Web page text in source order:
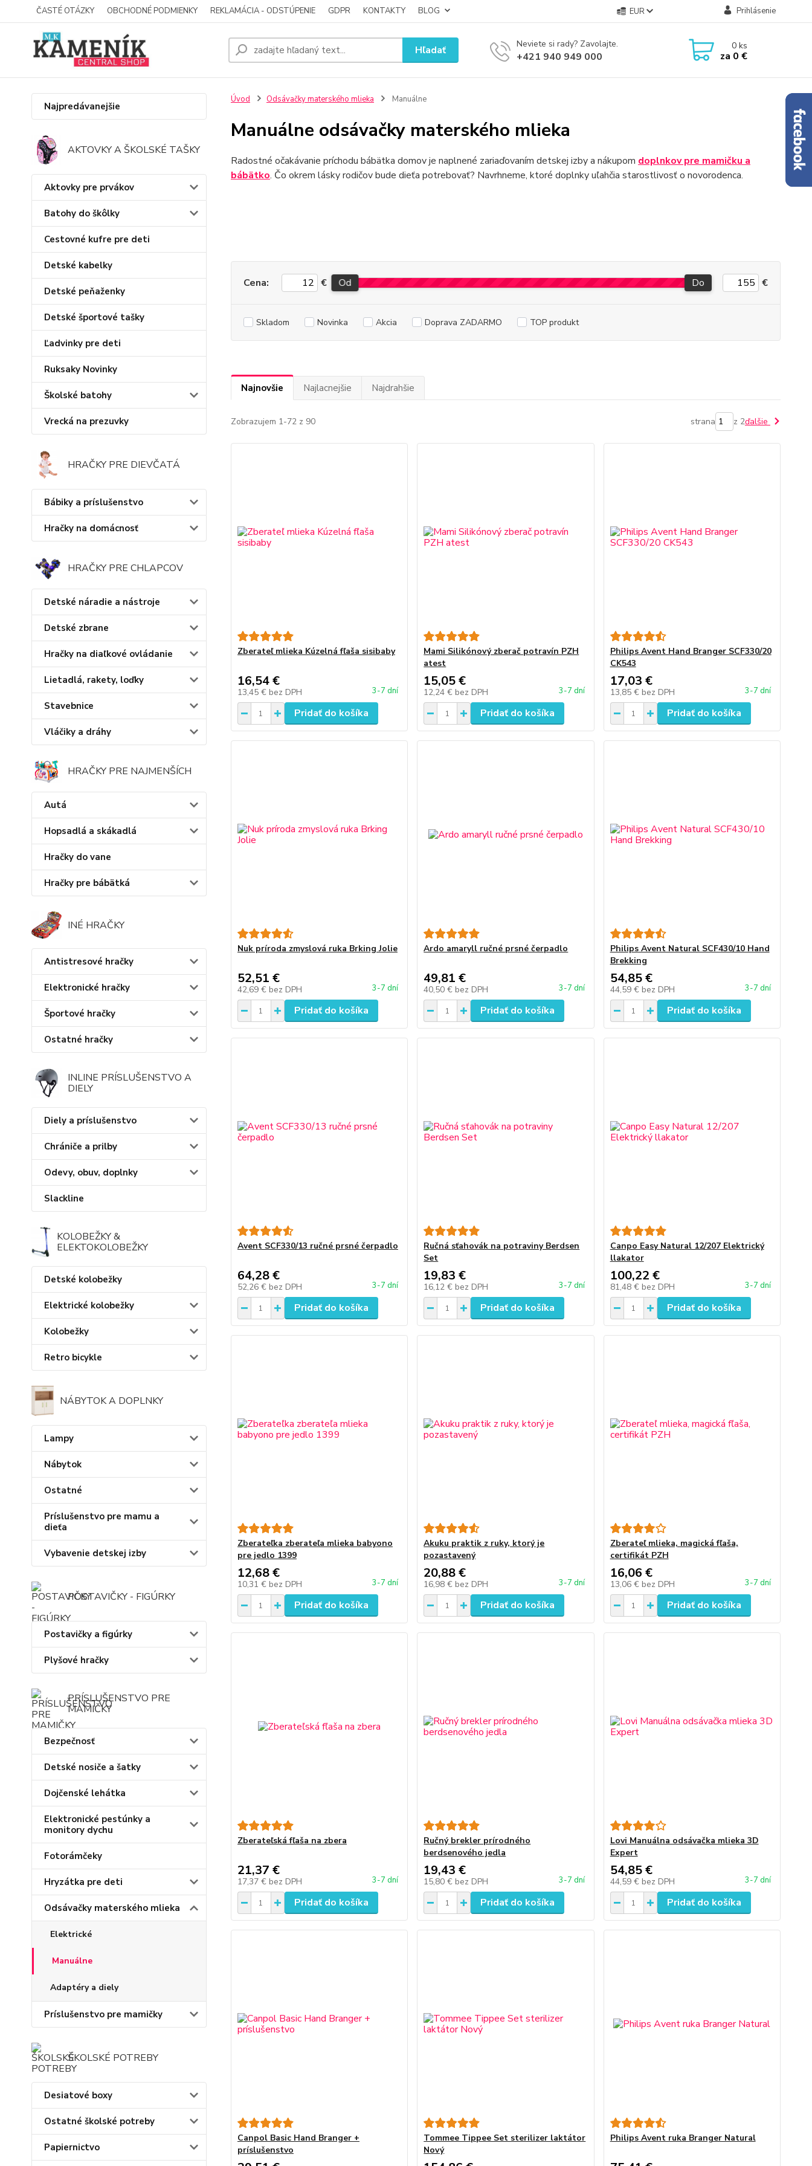
ČASTÉ OTÁZKY OBCHODNÉ PODMIENKY REKLAMÁCIA - ODSTÚPENIE GDPR KONTAKTY BLOG EUR Prihlásenie
Hľadať Neviete si rady? Zavolajte.
+421 940 949 000
0ks
za 0 €
Najpredávanejšie
AKTOVKY A ŠKOLSKÉ TAŠKY
Aktovky pre prvákov
Batohy do škôlky
Cestovné kufre pre deti
Detské kabelky
Detské peňaženky
Detské športové tašky
Ľadvinky pre deti
Ruksaky Novinky
Školské batohy
Vrecká na prezuvky
HRAČKY PRE DIEVČATÁ
Bábiky a príslušenstvo
Hračky na domácnosť
HRAČKY PRE CHLAPCOV
Detské náradie a nástroje
Detské zbrane
Hračky na diaľkové ovládanie
Lietadlá, rakety, loďky
Stavebnice
Vláčiky a dráhy
HRAČKY PRE NAJMENŠÍCH
Autá
Hopsadlá a skákadlá
Hračky do vane
Hračky pre bábätká
INÉ HRAČKY
Antistresové hračky
Elektronické hračky
Športové hračky
Ostatné hračky
INLINE PRÍSLUŠENSTVO A
DIELY
Diely a príslušenstvo
Chrániče a prilby
Odevy, obuv, doplnky
Slackline
KOLOBEŽKY &
ELEKTOKOLOBEŽKY
Detské kolobežky
Elektrické kolobežky
Kolobežky
Retro bicykle
NÁBYTOK A DOPLNKY
Lampy
Nábytok
Ostatné
Príslušenstvo pre mamu a
dieťa
Vybavenie detskej izby
POSTAVIČKY - FIGÚRKY
Postavičky a figúrky
Plyšové hračky
PRÍSLUŠENSTVO PRE
MAMIČKY
Bezpečnosť
Detské nosiče a šatky
Dojčenské lehátka
Elektronické pestúnky a
monitory dychu
Fotorámčeky
Hryzátka pre deti
Odsávačky materského mlieka
Elektrické
Manuálne
Adaptéry a diely
Príslušenstvo pre mamičky
ŠKOLSKÉ POTREBY
Desiatové boxy
Ostatné školské potreby
Papiernictvo
Úvod Odsávačky materského mlieka Manuálne
Manuálne odsávačky materského mlieka
Radostné očakávanie príchodu bábätka domov je naplnené zariaďovaním detskej izby a nákupom doplnkov pre mamičku a
bábätko. Čo okrem lásky rodičov bude dieťa potrebovať? Navrhneme, ktoré doplnky uľahčia starostlivosť o novorodenca.
Cena: € Od Do €
Skladom Novinka Akcia Doprava ZADARMO TOP produkt
Najnovšie Najlacnejšie Najdrahšie
Zobrazujem 1-72 z 90 strana z 2ďalšie
Zberateľ mlieka Kúzelná fľaša sisibaby
16,54 €
13,45 € bez DPH 3-7 dní
Pridať do košíka
Mami Silikónový zberač potravín PZH
atest
15,05 €
12,24 € bez DPH 3-7 dní
Pridať do košíka
Philips Avent Hand Branger SCF330/20
CK543
17,03 €
13,85 € bez DPH 3-7 dní
Pridať do košíka
Nuk príroda zmyslová ruka Brking Jolie
52,51 €
42,69 € bez DPH 3-7 dní
Pridať do košíka
Ardo amaryll ručné prsné čerpadlo
49,81 €
40,50 € bez DPH 3-7 dní
Pridať do košíka
Philips Avent Natural SCF430/10 Hand
Brekking
54,85 €
44,59 € bez DPH 3-7 dní
Pridať do košíka
Avent SCF330/13 ručné prsné čerpadlo
64,28 €
52,26 € bez DPH 3-7 dní
Pridať do košíka
Ručná sťahovák na potraviny Berdsen
Set
19,83 €
16,12 € bez DPH 3-7 dní
Pridať do košíka
Canpo Easy Natural 12/207 Elektrický
llakator
100,22 €
81,48 € bez DPH 3-7 dní
Pridať do košíka
Zberateľka zberateľa mlieka babyono
pre jedlo 1399
12,68 €
10,31 € bez DPH 3-7 dní
Pridať do košíka
Akuku praktik z ruky, ktorý je
pozastavený
20,88 €
16,98 € bez DPH 3-7 dní
Pridať do košíka
Zberateľ mlieka, magická fľaša,
certifikát PZH
16,06 €
13,06 € bez DPH 3-7 dní
Pridať do košíka
Zberateľská fľaša na zbera
21,37 €
17,37 € bez DPH 3-7 dní
Pridať do košíka
Ručný brekler prírodného
berdsenového jedla
19,43 €
15,80 € bez DPH 3-7 dní
Pridať do košíka
Lovi Manuálna odsávačka mlieka 3D
Expert
54,85 €
44,59 € bez DPH 3-7 dní
Pridať do košíka
Canpol Basic Hand Branger +
príslušenstvo
Tommee Tippee Set sterilizer laktátor
Nový
Philips Avent ruka Branger Natural